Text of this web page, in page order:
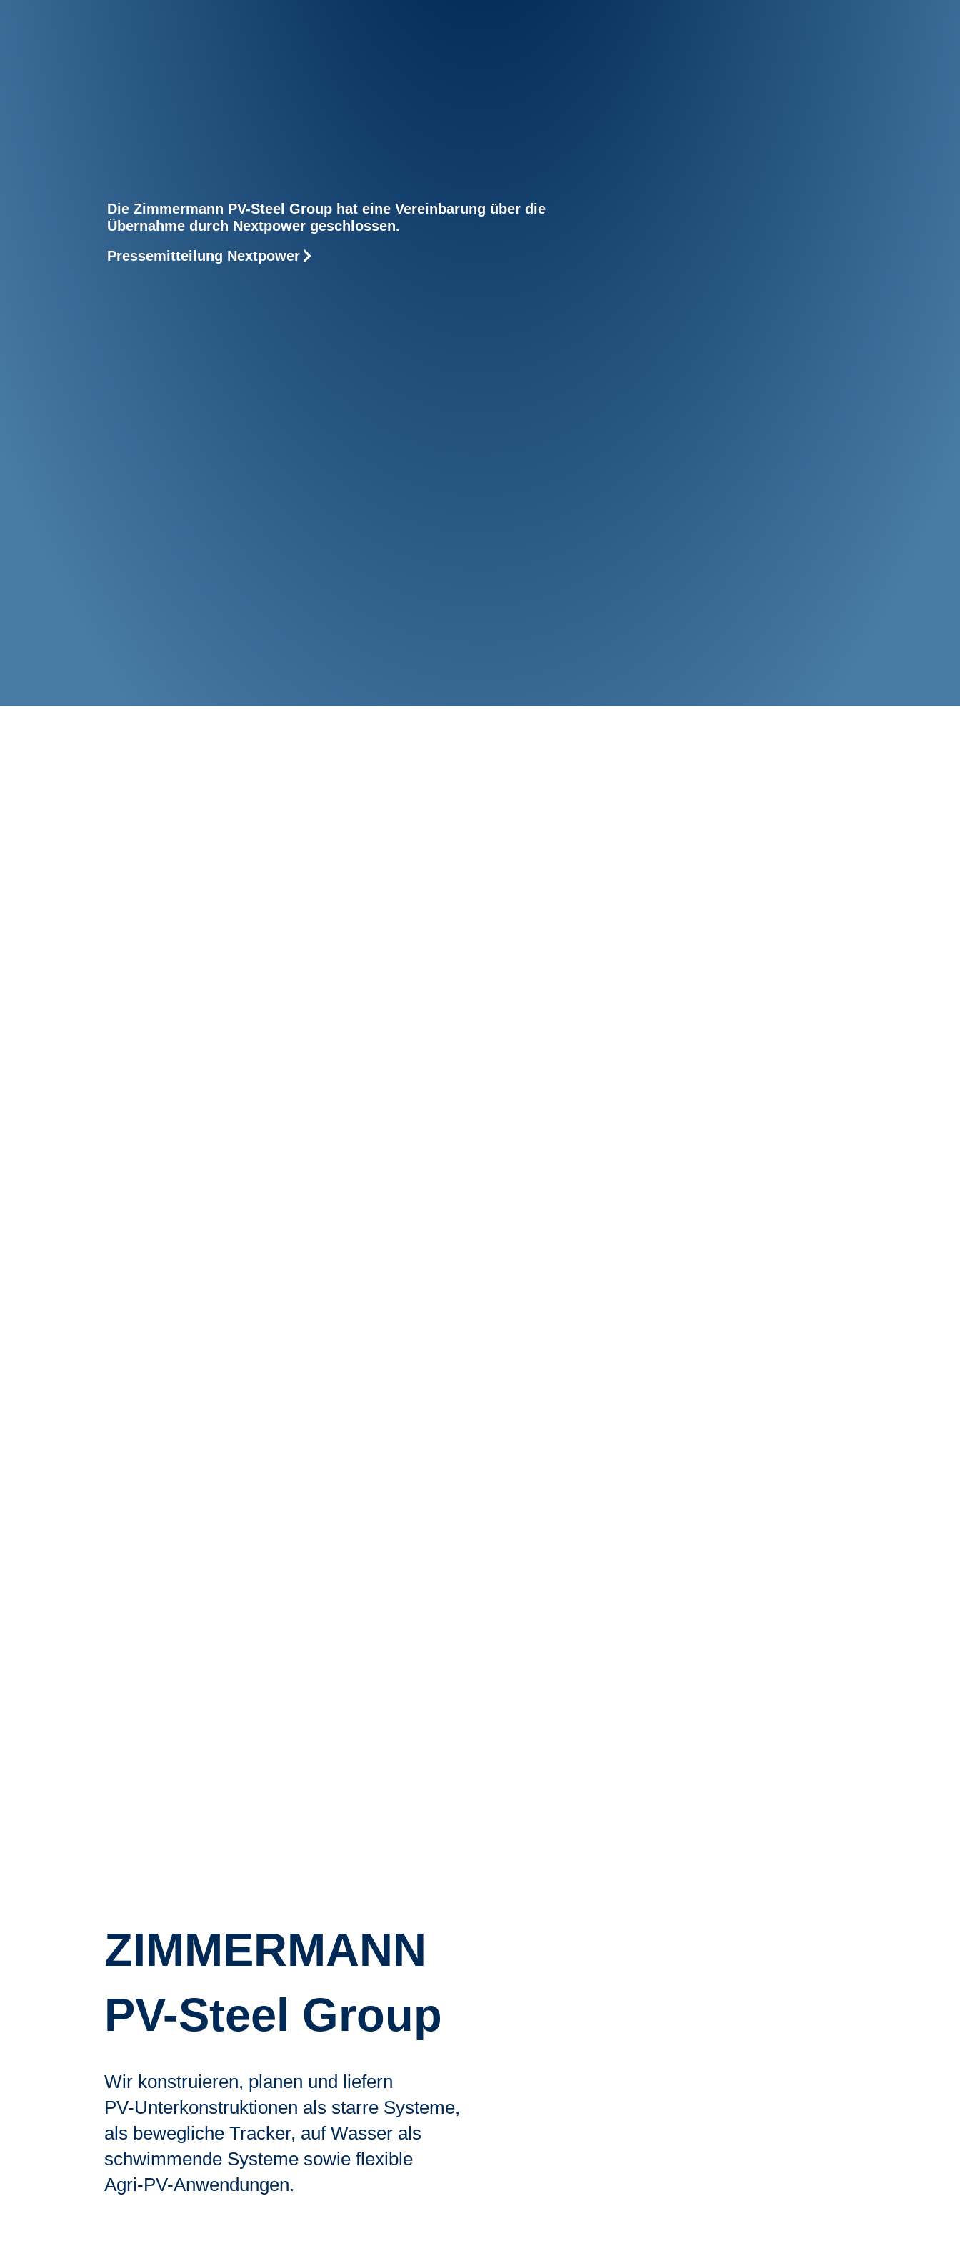
Die Zimmermann PV-Steel Group hat eine Vereinbarung über die
Übernahme durch Nextpower geschlossen.
Pressemitteilung Nextpower
ZIMMERMANN
PV-Steel Group
Wir konstruieren, planen und liefern
PV-Unterkonstruktionen als starre Systeme,
als bewegliche Tracker, auf Wasser als
schwimmende Systeme sowie flexible
Agri-PV-Anwendungen.